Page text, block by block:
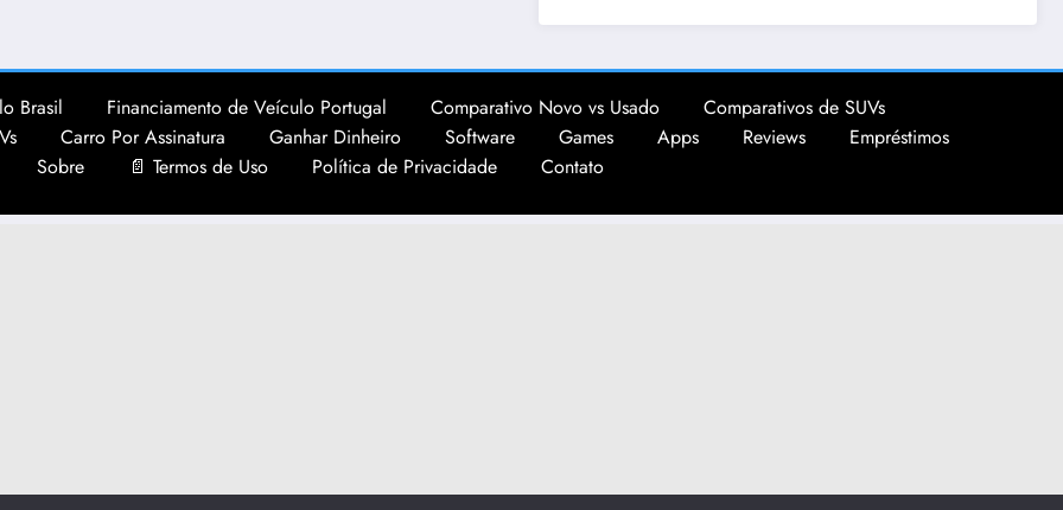
Brasil Financiamento de Veículo Portugal Comparativo Novo vs Usado
Comparativos de SUVs
Carro Por Assinatura Ganhar Dinheiro Software Games Apps Reviews
Empréstimos
Sobre 📄 Termos de Uso Política de Privacidade Contato